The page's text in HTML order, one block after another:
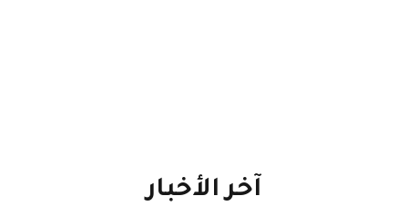
آخر الأخبار